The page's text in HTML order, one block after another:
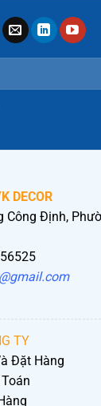
DECOR
Công Định,
TY
Đặt Hàng